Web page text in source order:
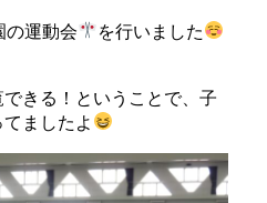
の運動会 を行いました
きる！ということで、子
ましたよ